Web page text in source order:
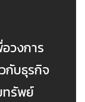
วงการ
กับธุรกิจ
ทรัพย์